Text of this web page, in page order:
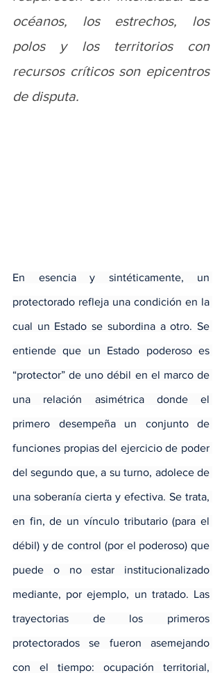
océanos, los estrechos, los
polos y los territorios con
recursos críticos son epicentros
de disputa.
En esencia y sintéticamente, un
protectorado refleja una condición en la
cual un Estado se subordina a otro. Se
entiende que un Estado poderoso es
“protector” de uno débil en el marco de
una relación asimétrica donde el
primero desempeña un conjunto de
funciones propias del ejercicio de poder
del segundo que, a su turno, adolece de
una soberanía cierta y efectiva. Se trata,
en fin, de un vínculo tributario (para el
débil) y de control (por el poderoso) que
puede o no estar institucionalizado
mediante, por ejemplo, un tratado. Las
trayectorias de los primeros
protectorados se fueron asemejando
con el tiempo: ocupación territorial,